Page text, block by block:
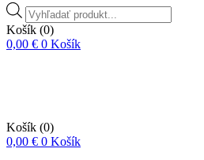
Vyhľadávanie
produktov
Košík (0)
0,00 € 0 Košík
Košík (0)
0,00 € 0 Košík